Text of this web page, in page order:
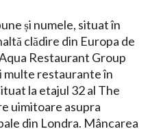
și numele, situat în
clădire din Europa de
Restaurant Group
multe restaurante în
la etajul 32 al The
uimitoare asupra
din Londra. Mâncarea